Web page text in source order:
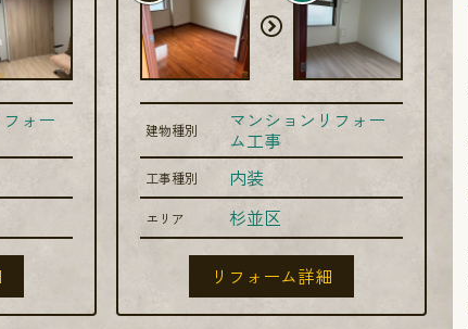
ォー 建物種別 マンションリフォー
ム工事
工事種別 内装
エリア 杉並区
リフォーム詳細